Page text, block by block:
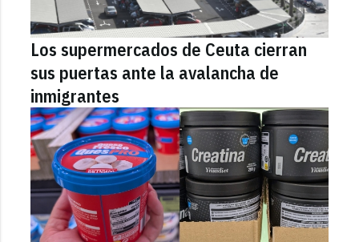
Los supermercados de Ceuta cierran
sus puertas ante la avalancha de
inmigrantes